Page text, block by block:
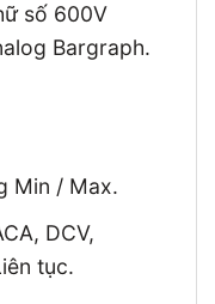
số 600V
Bargraph.
Min / Max.
DCV,
tục.